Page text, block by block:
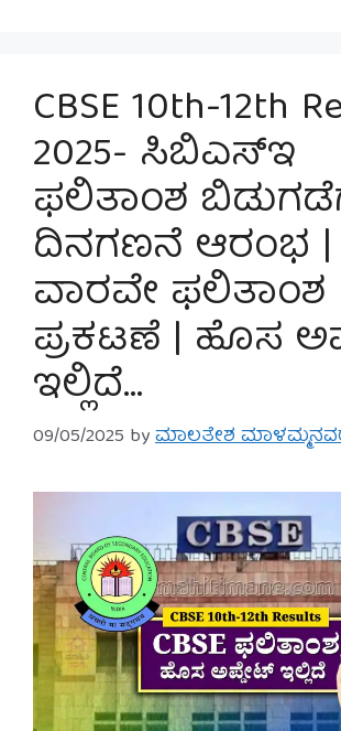
CBSE 10th-12th
2025- ಸಿಬಿಎಸ್‌ಇ
ಫಲಿತಾಂಶ
ದಿನಗಣನೆ ಆರಂಭ
ವಾರವೇ ಫಲಿತಾಂಶ
ಪ್ರಕಟಣೆ | ಹೊಸ
ಇಲ್ಲಿದೆ…
09/05/2025 byಮಾಲತೇಶ